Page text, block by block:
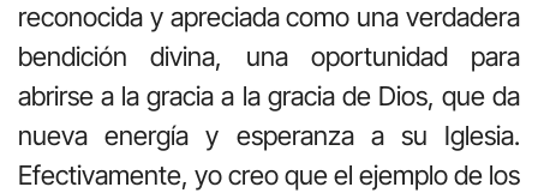
reconocida y apreciada como una verdadera
bendición divina, una oportunidad para
abrirse a la gracia a la gracia de Dios, que da
nueva energía y esperanza a su Iglesia.
Efectivamente, yo creo que el ejemplo de los